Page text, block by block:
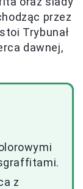
przez
Trybunał
dawnej,
z